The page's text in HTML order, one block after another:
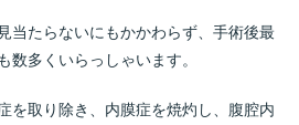
当たらないにもかかわらず、手術後最
多くいらっしゃいます。
を取り除き、内膜症を焼灼し、腹腔内